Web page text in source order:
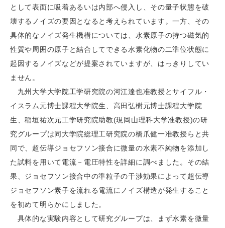
として表面に吸着あるいは内部へ侵入し、その量子状態を破
壊するノイズの要因となると考えられています。一方、その
具体的なノイズ発生機構については、水素原子の持つ磁気的
性質や周囲の原子と結合してできる水素化物の二準位状態に
起因するノイズなどが提案されていますが、はっきりしてい
ません。
九州大学大学院工学研究院の河江達也准教授とサイフル・
イスラム元博士課程大学院生、高田弘樹元博士課程大学院
生、稲垣祐次元工学研究院助教(現岡山理科大学准教授)の研
究グループは同大学院総理工研究院の橋爪健一准教授らと共
同で、超伝導ジョセフソン接合に微量の水素不純物を添加し
た試料を用いて電流－電圧特性を詳細に調べました。その結
果、ジョセフソン接合中の準粒子の干渉効果によって超伝導
ジョセフソン素子を流れる電流にノイズ構造が発生すること
を初めて明らかにしました。
具体的な実験内容として研究グループは、まず水素を微量